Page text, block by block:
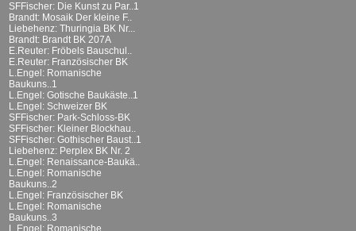
SFFischer: Die Kunst zu Par..1
Brandt: Mosaik Der kleine F..
Liebehenz: Thuringia BK Nr...
Brandt: Brandt BK 207A
E.Reuter: Fröbels Bauschul..
E.Reuter: Französischer BK
L.Engel: Romanische
Baukuns..1
L.Engel: Gotische Baukäste..1
L.Engel: Schweizer BK
SFFischer: Park-Schloss-BK
SFFischer: Kleiner Blockhau..
SFFischer: Gothischer Baust..1
Liebehenz: Perplex BK Nr. 2
L.Engel: Renaissance-Baukä..
L.Engel: Romanische
Baukuns..2
L.Engel: Französischer BK
L.Engel: Romanische
Baukuns..3
L.Engel: Romanische